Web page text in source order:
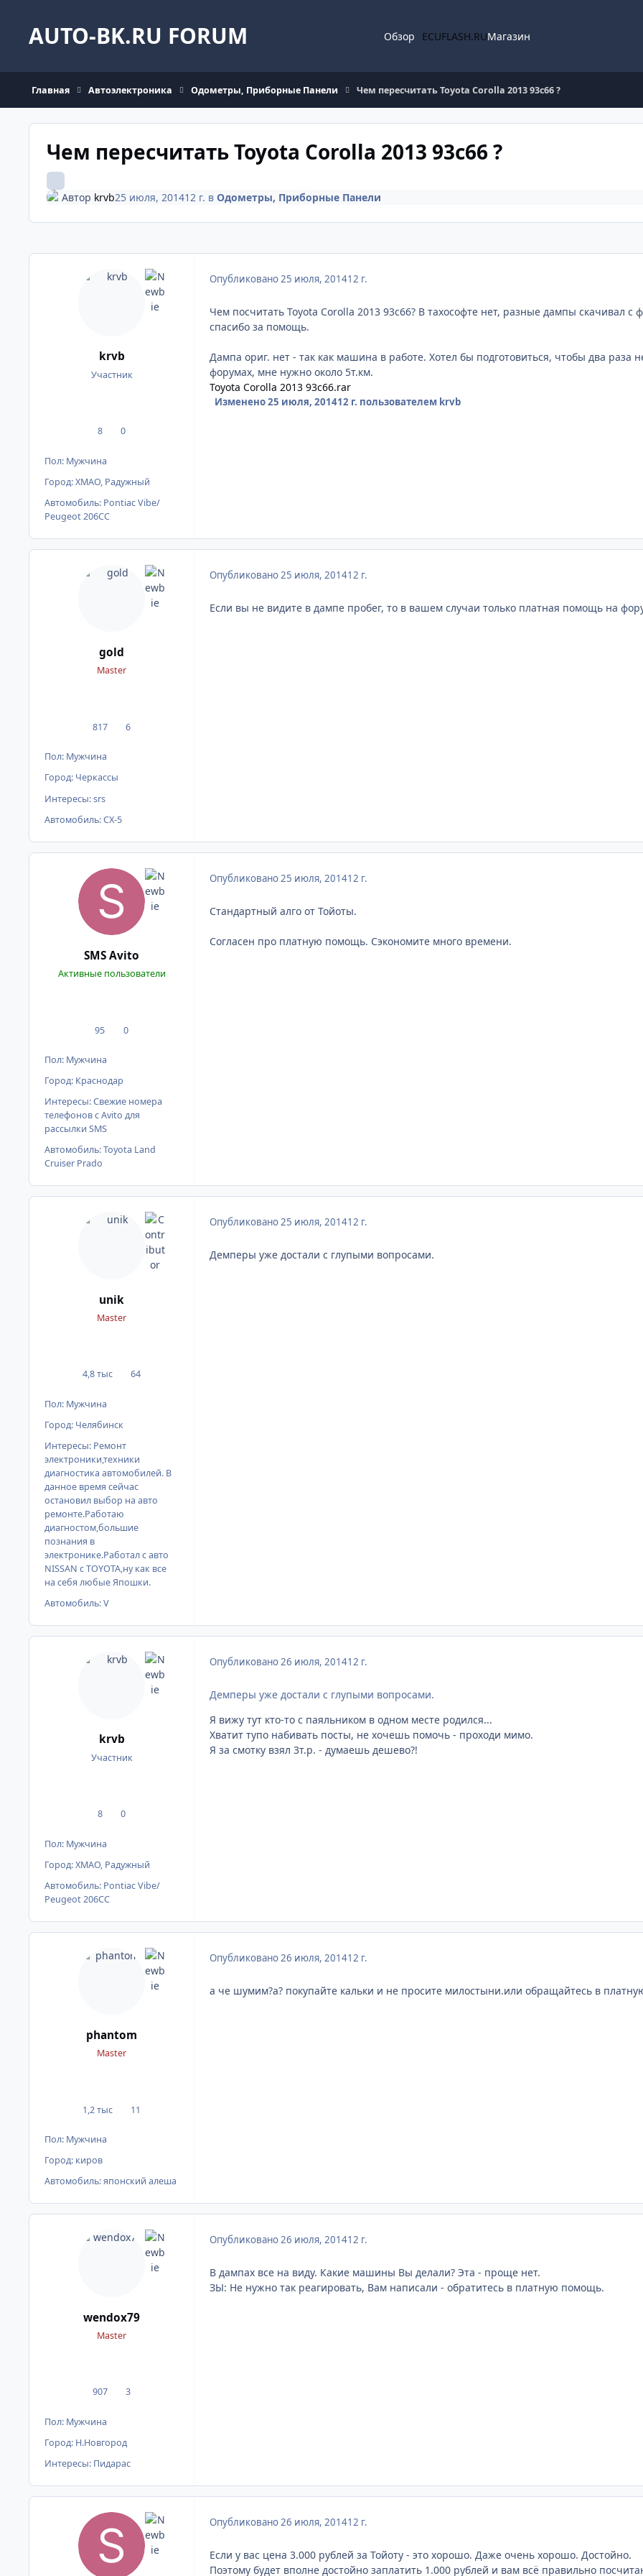
AUTO-BK.RU FORUM Обзор ECUFLASH.RUМагазин
Главная Автоэлектроника Одометры, Приборные Панели Чем пересчитать Toyota Corolla 2013 93c66 ?
Чем пересчитать Toyota Corolla 2013 93c66 ?
Автор krvb25 июля, 201412 г. в Одометры, Приборные Панели
krvb
Участник
8сообщения
0Репутация
Пол: Мужчина
Город:ХМАО, Радужный
Автомобиль: Pontiac Vibe/
Peugeot 206CC
Опубликовано25 июля, 201412 г.
Чем посчитать Toyota Corolla 2013 93c66? В тахософте нет, разные дампы скачивал
спасибо за помощь.
Дампа ориг. нет - так как машина в работе. Хотел бы подготовиться, чтобы два
форумах, мне нужно около 5т.км.
Toyota Corolla 2013 93c66.rar
Изменено25 июля, 201412 г. пользователем krvb
gold
Master
817сообщения
6Репутация
Пол: Мужчина
Город: Черкассы
Интересы:srs
Автомобиль:CX-5
Опубликовано25 июля, 201412 г.
Если вы не видите в дампе пробег, то в вашем случаи только платная помощь на
SMS Avito
Активные пользователи
95сообщения
0Репутация
Пол: Мужчина
Город: Краснодар
Интересы:Свежие номера
телефонов с Avito для
рассылки SMS
Автомобиль:Toyota Land
Cruiser Prado
Опубликовано25 июля, 201412 г.
Стандартный алго от Тойоты.
Согласен про платную помощь. Сэкономите много времени.
unik
Master
4,8 тыссообщения
64Репутация
Пол: Мужчина
Город: Челябинск
Интересы: Ремонт
электроники,техники
диагностика автомобилей. В
данное время сейчас
остановил выбор на авто
ремонте.Работаю
диагностом,большие
познания в
электронике.Работал с авто
NISSAN с TOYOTA,ну как все
на себя любые Япошки.
Автомобиль:V
Опубликовано25 июля, 201412 г.
Демперы уже достали с глупыми вопросами.
krvb
Участник
8сообщения
0Репутация
Пол: Мужчина
Город:ХМАО, Радужный
Автомобиль: Pontiac Vibe/
Peugeot 206CC
Опубликовано26 июля, 201412 г.
Демперы уже достали с глупыми вопросами.
Я вижу тут кто-то с паяльником в одном месте родился...
Хватит тупо набивать посты, не хочешь помочь - проходи мимо.
Я за смотку взял 3т.р. - думаешь дешево?!
phantom
Master
1,2 тыссообщения
11Репутация
Пол: Мужчина
Город: киров
Автомобиль:японский алеша
Опубликовано26 июля, 201412 г.
а че шумим?а? покупайте кальки и не просите милостыни.или обращайтесь в
wendox79
Master
907сообщения
3Репутация
Пол: Мужчина
Город: Н.Новгород
Интересы: Пидарас
Опубликовано26 июля, 201412 г.
В дампах все на виду. Какие машины Вы делали? Эта - проще нет.
ЗЫ: Не нужно так реагировать, Вам написали - обратитесь в платную помощь.
Опубликовано26 июля, 201412 г.
Если у вас цена 3.000 рублей за Тойоту - это хорошо. Даже очень хорошо. Достойно.
Поэтому будет вполне достойно заплатить 1.000 рублей и вам всё правильно